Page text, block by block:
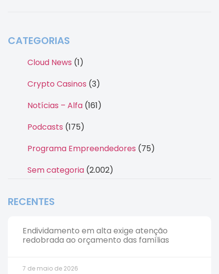
CATEGORIAS
Cloud News (1)
Crypto Casinos (3)
Notícias – Alfa (161)
Podcasts (175)
Programa Empreendedores (75)
Sem categoria (2.002)
RECENTES
Endividamento em alta exige atenção
redobrada ao orçamento das famílias
7 de maio de 2026